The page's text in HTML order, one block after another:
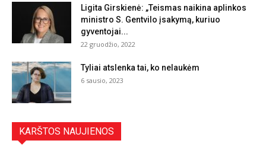
Ligita Girskienė: „Teismas naikina aplinkos
ministro S. Gentvilo įsakymą, kuriuo
gyventojai...
22 gruodžio, 2022
Tyliai atslenka tai, ko nelaukėm
6 sausio, 2023
KARŠTOS NAUJIENOS